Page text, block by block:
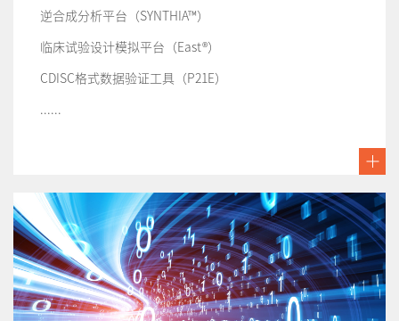
逆合成分析平台（SYNTHIA™）
临床试验设计模拟平台（East®）
CDISC格式数据验证工具（P21E）
......